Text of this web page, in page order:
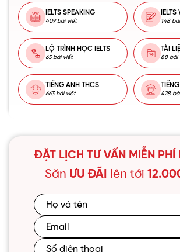
IELTS SPEAKING
409 bài viết 148
LỘ TRÌNH HỌC IELTS
65 bài viết
TÀI
88 bài
TIẾNG ANH THCS
663 bài viết 428
ĐẶT LỊCH TƯ VẤN MIỄN PHÍ
Săn ƯU ĐÃI lên tới